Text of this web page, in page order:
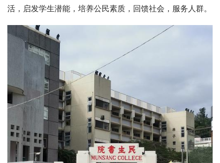
活，启发学生潜能，培养公民素质，回馈社会，服务人群。